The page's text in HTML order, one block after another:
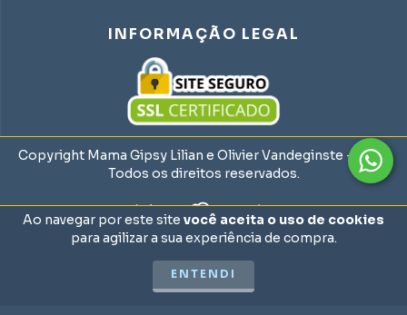
Ao navegar por este site você aceita o uso de cookies
para agilizar a sua experiência de compra.
ENTENDI
INFORMAÇÃO LEGAL
Copyright Mama Gipsy Lilian e Olivier Vandeginste - 2026.
Todos os direitos reservados.